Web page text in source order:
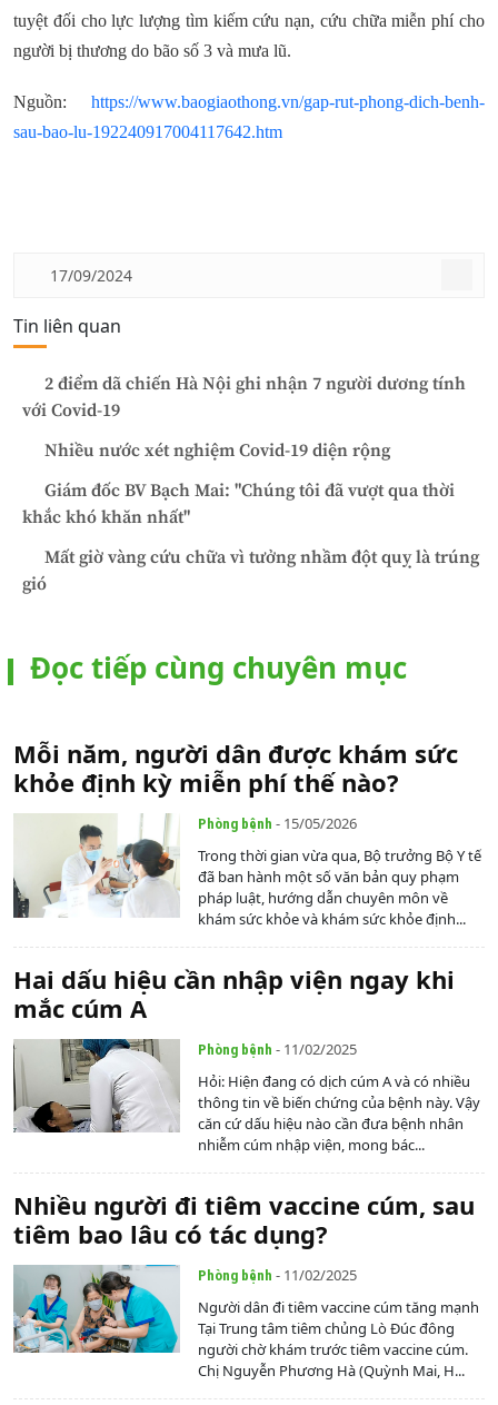
tuyệt đối cho lực lượng tìm kiếm cứu nạn, cứu chữa miễn phí cho
người bị thương do bão số 3 và mưa lũ.
Nguồn: https://www.baogiaothong.vn/gap-rut-phong-dich-benh-
sau-bao-lu-192240917004117642.htm
17/09/2024
Tin liên quan
2 điểm dã chiến Hà Nội ghi nhận 7 người dương tính
với Covid-19
Nhiều nước xét nghiệm Covid-19 diện rộng
Giám đốc BV Bạch Mai: "Chúng tôi đã vượt qua thời
khắc khó khăn nhất"
Mất giờ vàng cứu chữa vì tưởng nhầm đột quỵ là trúng
gió
Đọc tiếp cùng chuyên mục
Mỗi năm, người dân được khám sức
khỏe định kỳ miễn phí thế nào?
Phòng bệnh - 15/05/2026
Trong thời gian vừa qua, Bộ trưởng Bộ Y tế
đã ban hành một số văn bản quy phạm
pháp luật, hướng dẫn chuyên môn về
khám sức khỏe và khám sức khỏe định...
Hai dấu hiệu cần nhập viện ngay khi
mắc cúm A
Phòng bệnh - 11/02/2025
Hỏi: Hiện đang có dịch cúm A và có nhiều
thông tin về biến chứng của bệnh này. Vậy
căn cứ dấu hiệu nào cần đưa bệnh nhân
nhiễm cúm nhập viện, mong bác...
Nhiều người đi tiêm vaccine cúm, sau
tiêm bao lâu có tác dụng?
Phòng bệnh - 11/02/2025
Người dân đi tiêm vaccine cúm tăng mạnh
Tại Trung tâm tiêm chủng Lò Đúc đông
người chờ khám trước tiêm vaccine cúm.
Chị Nguyễn Phương Hà (Quỳnh Mai, H...